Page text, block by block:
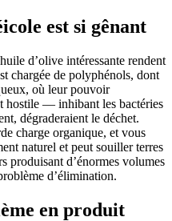
est si gênant
d’olive intéressante rendent
chargée de polyphénols, dont
où leur pouvoir
hostile — inhibant les bactéries
dégraderaient le déchet.
charge organique, et vous
naturel et peut souiller terres
produisant d’énormes volumes
d’élimination.
en produit